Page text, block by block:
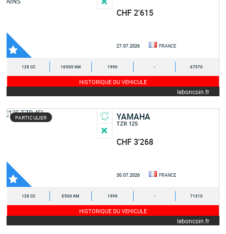
CHF 2'615
27.07.2026 FRANCE
125 CC 16'000 KM 1990 - 67370
HISTORIQUE DU VEHICULE
leboncoin.fr
PARTICULIER YAMAHA
TZR 125
CHF 3'268
30.07.2026 FRANCE
125 CC 5'300 KM 1999 - 71310
HISTORIQUE DU VEHICULE
leboncoin.fr